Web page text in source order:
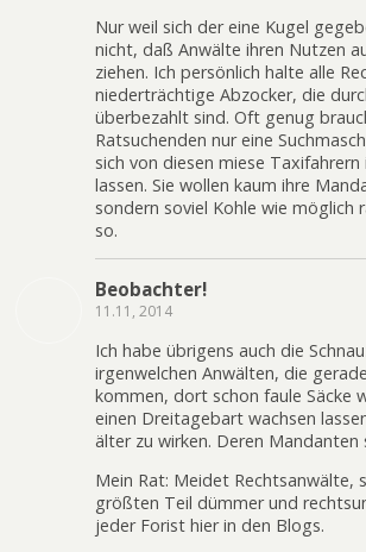
Nur weil sich der eine Kugel
nicht, daß Anwälte ihren Nutzen
ziehen. Ich persönlich halte alle
niederträchtige Abzocker, die
überbezahlt sind. Oft genug
Ratsuchenden nur eine
sich von diesen miese
lassen. Sie wollen kaum ihre
sondern soviel Kohle wie möglich
so.
Beobachter!
11.11, 2014
Ich habe übrigens auch die
irgenwelchen Anwälten, die
kommen, dort schon faule Säcke
einen Dreitagebart wachsen
älter zu wirken. Deren Mandanten
Mein Rat: Meidet Rechtsanwälte,
größten Teil dümmer und
jeder Forist hier in den Blogs.